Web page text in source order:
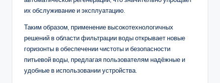
их обслуживание и эксплуатацию.
Таким образом, применение высокотехнологичных
решений в области фильтрации воды открывает новые
горизонты в обеспечении чистоты и безопасности
питьевой воды, предлагая пользователям надёжные и
удобные в использовании устройства.